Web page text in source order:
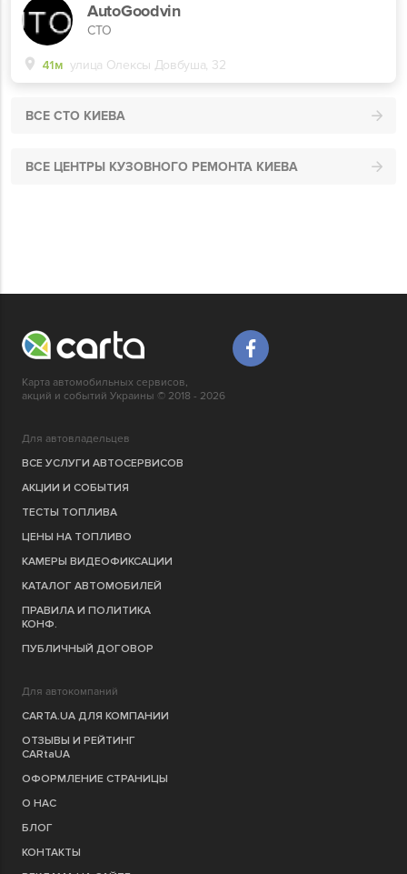
AutoGoodvin
СТО
41м улица Олексы Довбуша, 32
ВСЕ СТО КИЕВА
ВСЕ ЦЕНТРЫ КУЗОВНОГО РЕМОНТА КИЕВА
Карта автомобильных сервисов,
акций и событий Украины © 2018 - 2026
Для автовладельцев
ВСЕ УСЛУГИ АВТОСЕРВИСОВ
АКЦИИ И СОБЫТИЯ
ТЕСТЫ ТОПЛИВА
ЦЕНЫ НА ТОПЛИВО
КАМЕРЫ ВИДЕОФИКСАЦИИ
КАТАЛОГ АВТОМОБИЛЕЙ
ПРАВИЛА И ПОЛИТИКА
КОНФ.
ПУБЛИЧНЫЙ ДОГОВОР
Для автокомпаний
CARTA.UA ДЛЯ КОМПАНИИ
ОТЗЫВЫ И РЕЙТИНГ
CARtaUA
ОФОРМЛЕНИЕ СТРАНИЦЫ
О НАС
БЛОГ
КОНТАКТЫ